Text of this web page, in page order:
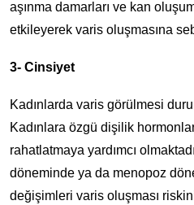
aşınma damarları ve kan
etkileyerek varis oluşmasına
3- Cinsiyet
Kadınlarda varis görülmesi
Kadınlara özgü dişilik
rahatlatmaya yardımcı
döneminde ya da menopoz
değişimleri varis oluşması